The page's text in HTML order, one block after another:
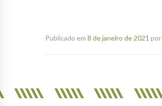
Publicado em 8 de janeiro de 2021 por